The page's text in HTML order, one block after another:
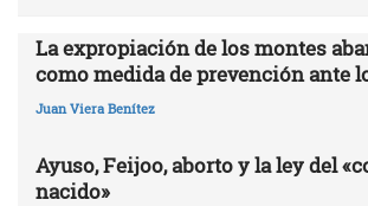
La expropiación de los montes
como medida de prevención ante
Juan Viera Benítez
Ayuso, Feijoo, aborto y la ley del
nacido»